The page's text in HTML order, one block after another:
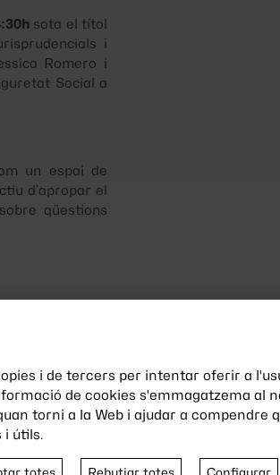
sota el títol
i
Romero i
Social a
un espai de
d’apropar el
qüestions
Col·labora
i de tercers per intentar oferir a
de cookies s'emmagatzema al
torni a la Web i ajudar a compendre
i útils.
totes Rebutjar totes Configurar